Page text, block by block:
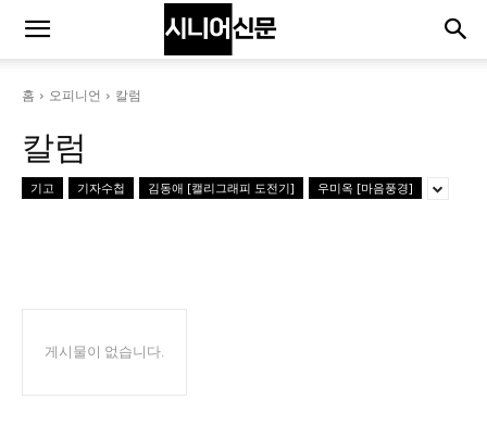
홈 오피니언 칼럼
칼럼
기고 기자수첩 김동애 [캘리그래피 도전기] 우미옥 [마음풍경]
게시물이 없습니다.